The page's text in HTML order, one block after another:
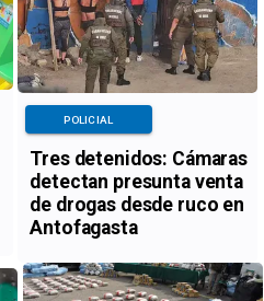
Tres detenidos: Cámaras
detectan presunta venta
de drogas desde ruco en
Antofagasta
POLICIAL